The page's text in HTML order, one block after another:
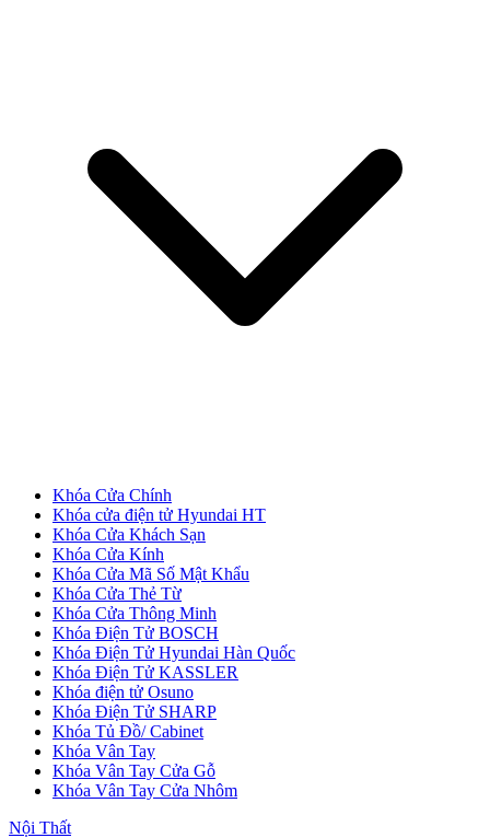
Cửa Gỗ MDF Melamine
Cửa Gỗ MDF Veneer
Khóa Cửa Chính
Khóa cửa điện tử Hyundai HT
Khóa Cửa Khách Sạn
Khóa Cửa Kính
Khóa Cửa Mã Số Mật Khẩu
Khóa Cửa Thẻ Từ
Khóa Cửa Thông Minh
Khóa Điện Tử BOSCH
Khóa Điện Tử Hyundai Hàn Quốc
Khóa Điện Tử KASSLER
Khóa điện tử Osuno
Khóa Điện Tử SHARP
Khóa Tủ Đồ/ Cabinet
Khóa Vân Tay
Khóa Vân Tay Cửa Gỗ
Khóa Vân Tay Cửa Nhôm
Nội Thất